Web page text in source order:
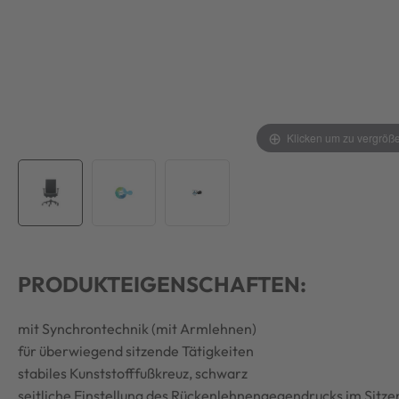
Klicken um zu
PRODUKTEIGENSCHAFTEN:
mit Synchrontechnik (mit Armlehnen)
für überwiegend sitzende Tätigkeiten
stabiles Kunststofffußkreuz, schwarz
seitliche Einstellung des Rückenlehnengegendrucks im